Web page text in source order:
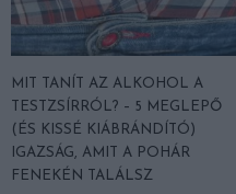
MIT TANÍT AZ ALKOHOL A
TESTZSÍRRÓL? – 5 MEGLEPŐ
(ÉS KISSÉ KIÁBRÁNDÍTÓ)
IGAZSÁG, AMIT A POHÁR
FENEKÉN TALÁLSZ